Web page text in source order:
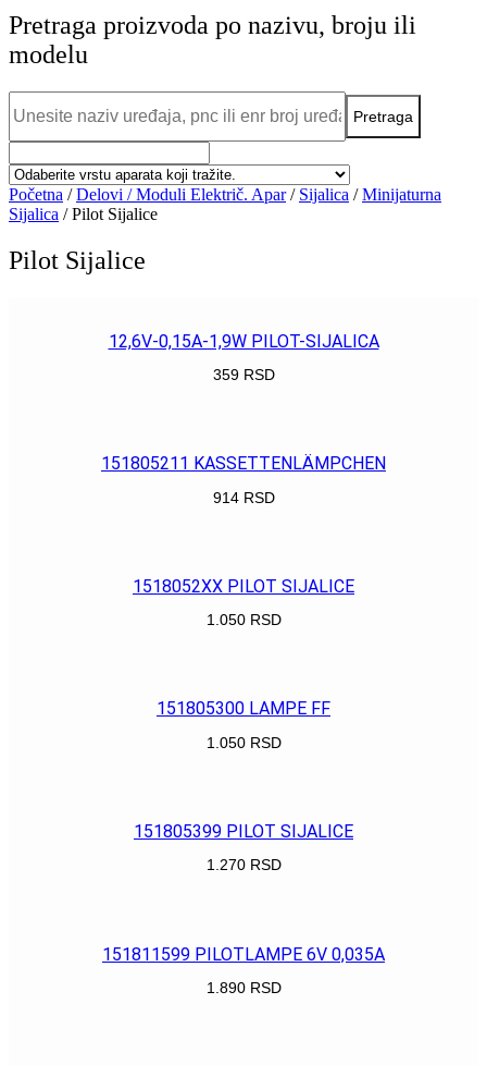
Pretraga proizvoda po nazivu, broju ili
modelu
Početna /Delovi / Moduli Električ. Apar/ Sijalica /Minijaturna
Sijalica / Pilot Sijalice
Pilot Sijalice
12,6V-0,15A-1,9W PILOT-SIJALICA
359 RSD
151805211 KASSETTENLÄMPCHEN
914 RSD
1518052XX PILOT SIJALICE
1.050 RSD
151805300 LAMPE FF
1.050 RSD
151805399 PILOT SIJALICE
1.270 RSD
151811599 PILOTLAMPE 6V 0,035A
1.890 RSD